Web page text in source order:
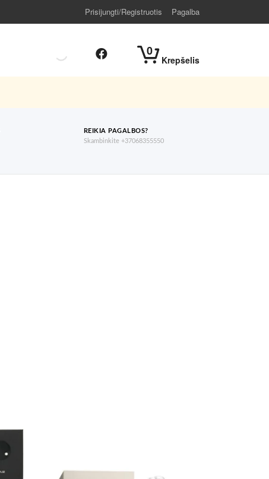
Prisijungti/Registruotis Pagalba
0
Krepšelis
REIKIA PAGALBOS?
Skambinkite +37068355550